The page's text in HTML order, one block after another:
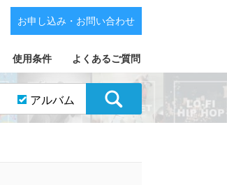
使用条件 よくあるご質問
お申し込み・お問い合わせ
アルバム